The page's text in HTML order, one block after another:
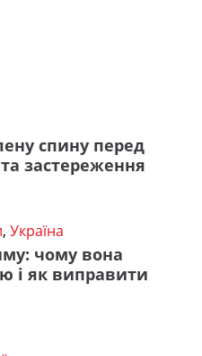
спину перед
застереження
, Україна
чому вона
і як виправити